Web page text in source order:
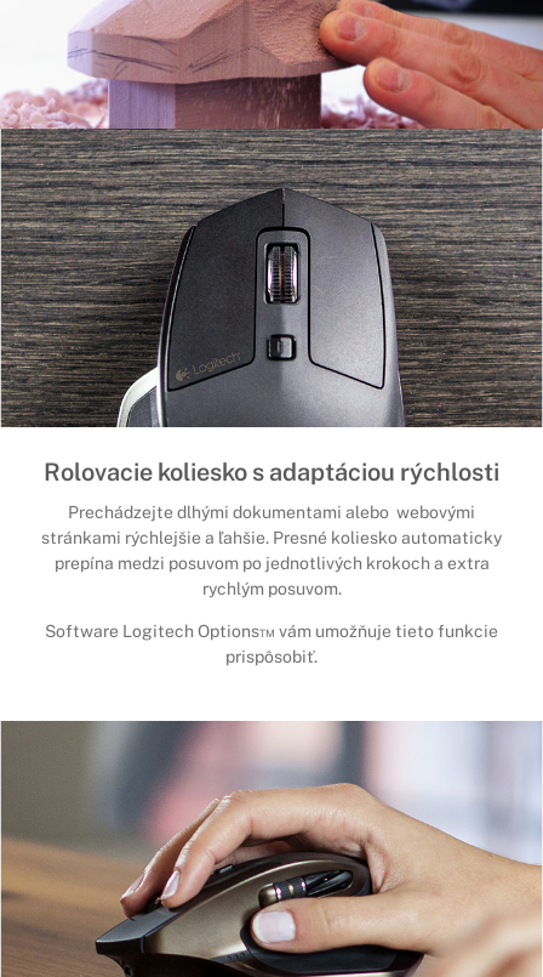
Rolovacie koliesko s adaptáciou rýchlosti
Prechádzejte dlhými dokumentami alebo webovými
stránkami rýchlejšie a ľahšie. Presné koliesko automaticky
prepína medzi posuvom po jednotlivých krokoch a extra
rychlým posuvom.
Software Logitech Options™ vám umožňuje tieto funkcie
prispôsobiť.